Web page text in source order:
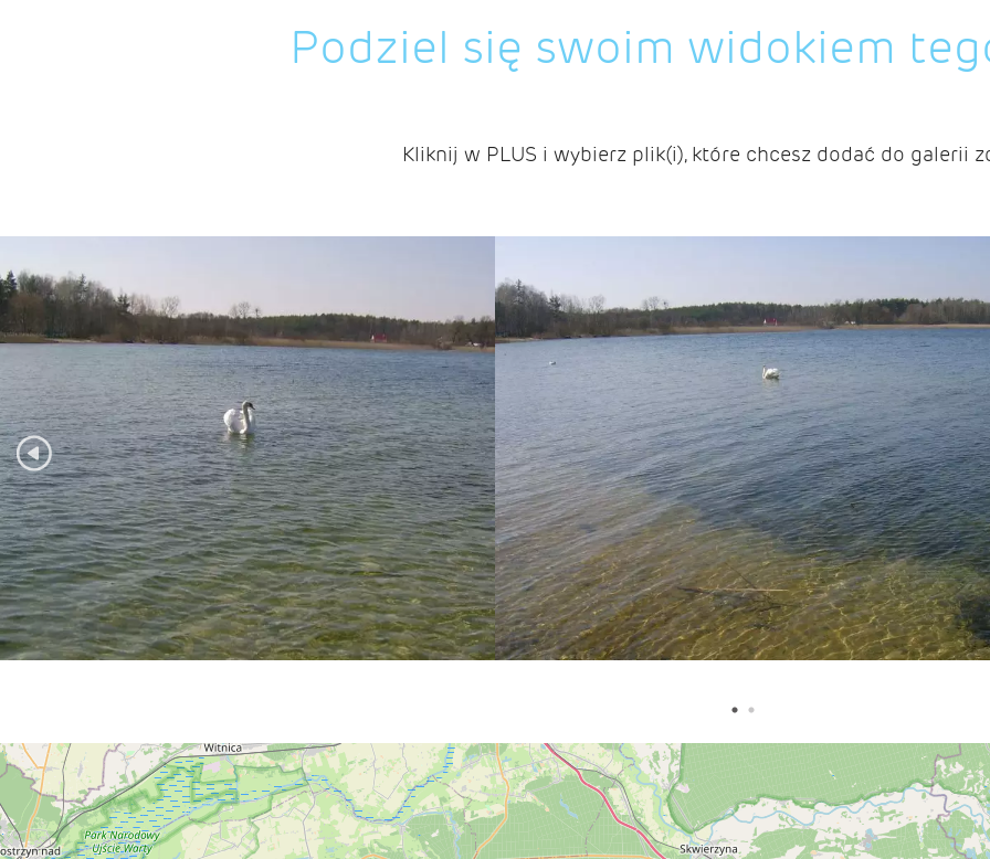
Podziel się swoim widokiem
Kliknij w PLUS i wybierz plik(i), które chcesz dodać do galerii